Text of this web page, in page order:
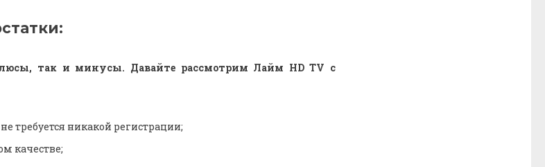
так и минусы. Давайте рассмотрим Лайм HD TV с
требуется никакой регистрации;
качестве;